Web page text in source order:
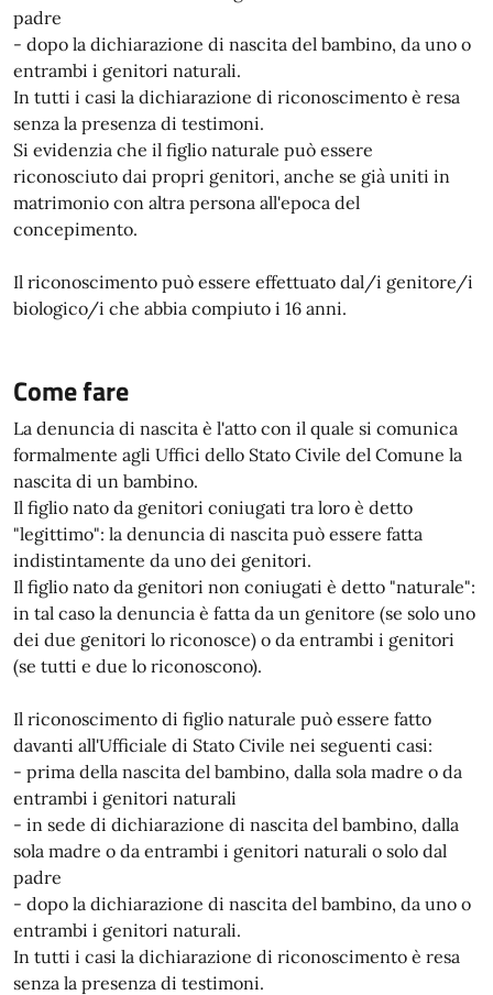
padre
- dopo la dichiarazione di nascita del bambino, da uno o
entrambi i genitori naturali.
In tutti i casi la dichiarazione di riconoscimento è resa
senza la presenza di testimoni.
Si evidenzia che il figlio naturale può essere
riconosciuto dai propri genitori, anche se già uniti in
matrimonio con altra persona all'epoca del
concepimento.
Il riconoscimento può essere effettuato dal/i genitore/i
biologico/i che abbia compiuto i 16 anni.
Come fare
La denuncia di nascita è l'atto con il quale si comunica
formalmente agli Uffici dello Stato Civile del Comune la
nascita di un bambino.
Il figlio nato da genitori coniugati tra loro è detto
"legittimo": la denuncia di nascita può essere fatta
indistintamente da uno dei genitori.
Il figlio nato da genitori non coniugati è detto "naturale":
in tal caso la denuncia è fatta da un genitore (se solo uno
dei due genitori lo riconosce) o da entrambi i genitori
(se tutti e due lo riconoscono).
Il riconoscimento di figlio naturale può essere fatto
davanti all'Ufficiale di Stato Civile nei seguenti casi:
- prima della nascita del bambino, dalla sola madre o da
entrambi i genitori naturali
- in sede di dichiarazione di nascita del bambino, dalla
sola madre o da entrambi i genitori naturali o solo dal
padre
- dopo la dichiarazione di nascita del bambino, da uno o
entrambi i genitori naturali.
In tutti i casi la dichiarazione di riconoscimento è resa
senza la presenza di testimoni.